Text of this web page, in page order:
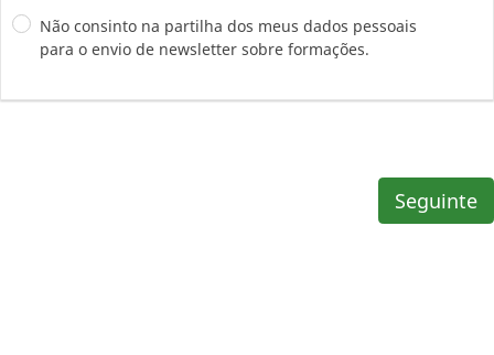
Não consinto na partilha dos meus dados pessoais
para o envio de newsletter sobre formações.
Seguinte